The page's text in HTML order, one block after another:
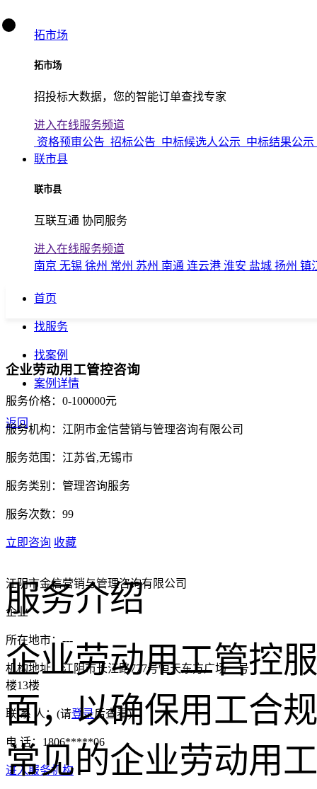
拓市场
拓市场
招投标大数据，您的智能订单查找专家
进入在线服务频道
资格预审公告 招标公告 中标候选人公示 中标结果公示
联市县
联市县
互联互通 协同服务
进入在线服务频道
南京 无锡 徐州 常州 苏州 南通 连云港 淮安 盐城 扬州 镇
首页
找服务
找案例
案例详情
返回
企业劳动用工管控咨询
服务价格： 0-100000元
服务机构： 江阴市金信营销与管理咨询有限公司
服务范围： 江苏省,无锡市
服务类别： 管理咨询服务
服务次数： 99
立即咨询 收藏
江阴市金信营销与管理咨询有限公司
企业
所在地市：---
机构地址：江阴市长江路777号恒天东方广场一号
楼13楼
联 系 人： (请登录后查看)
电 话： 1806*****06
进入服务机构
服务介绍
企业劳动用工管控
面，以确保用工合
常见的企业劳动用